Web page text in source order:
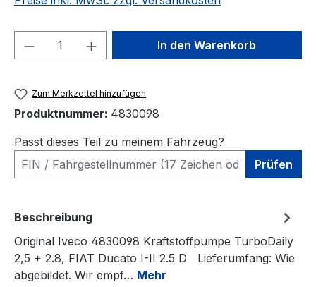
Produkt Anzahl: Gib denIn den Warenkorb
Zum Merkzettel hinzufügen
Produktnummer: 4830098
Passt dieses Teil zu meinem Fahrzeug?
Prüfen
Beschreibung
Original Iveco 4830098 Kraftstoffpumpe TurboDaily
2,5 + 2.8, FIAT Ducato I-II 2.5 D Lieferumfang: Wie
abgebildet. Wir empf… Mehr